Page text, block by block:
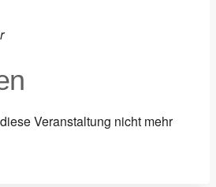
Veranstaltung nicht mehr